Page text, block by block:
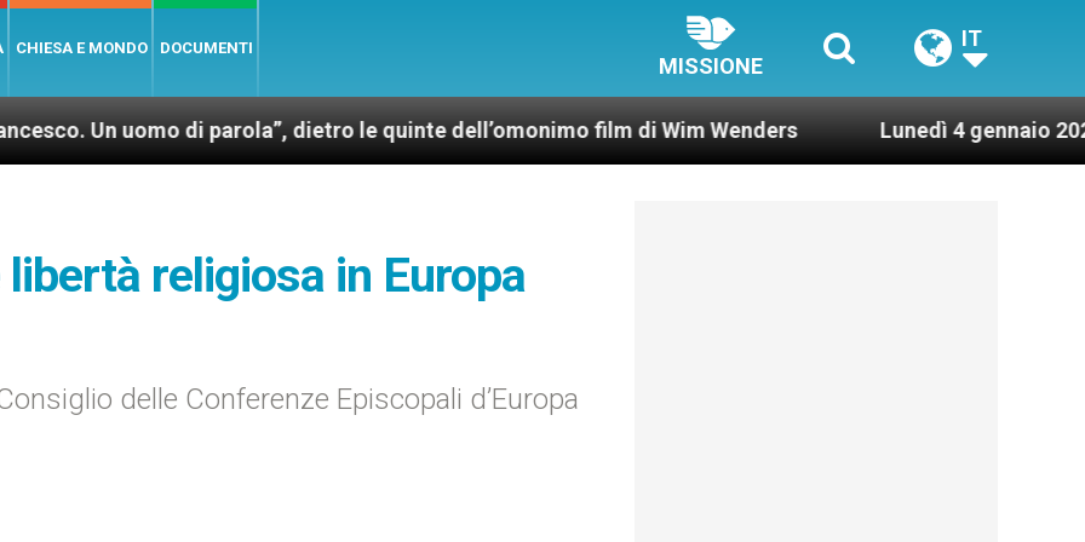
CHIESA E MONDO DOCUMENTI
MISSIONE
IT
di parola”, dietro le quinte dell’omonimo film di Wim Wenders Lunedì 4 gennaio 2021:
religiosa in Europa
delle Conferenze Episcopali d’Europa